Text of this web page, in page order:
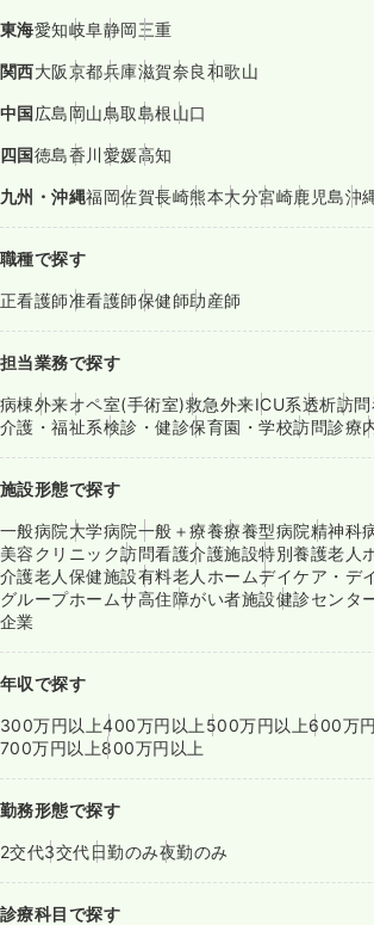
東海愛知岐阜静岡三重
関西大阪京都兵庫滋賀奈良和歌山
中国広島岡山鳥取島根山口
四国徳島香川愛媛高知
九州・沖縄福岡佐賀長崎熊本大分宮崎鹿児島沖
職種で探す
正看護師准看護師保健師助産師
担当業務で探す
病棟外来オペ室(手術室)救急外来ICU系透析訪
介護・福祉系検診・健診保育園・学校訪問診療
施設形態で探す
一般病院大学病院一般＋療養療養型病院精神科
美容クリニック訪問看護介護施設特別養護老人
介護老人保健施設有料老人ホームデイケア・デ
グループホームサ高住障がい者施設健診センタ
企業
年収で探す
300万円以上400万円以上 500万円以上600万
700万円以上800万円以上
勤務形態で探す
2交代3交代日勤のみ夜勤のみ
診療科目で探す